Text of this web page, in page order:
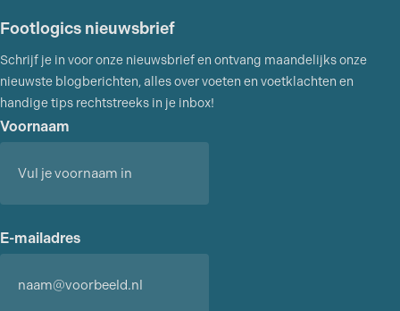
Footlogics nieuwsbrief
Schrijf je in voor onze nieuwsbrief en ontvang maandelijks onze
nieuwste blogberichten, alles over voeten en voetklachten en
handige tips rechtstreeks in je inbox!
Voornaam
E-mailadres